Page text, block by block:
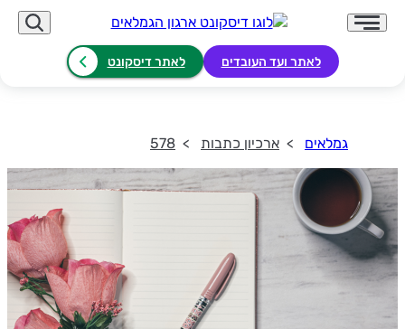
לאתר ועד העובדים לאתר דיסקונט
גמלאים ארכיון כתבות 578